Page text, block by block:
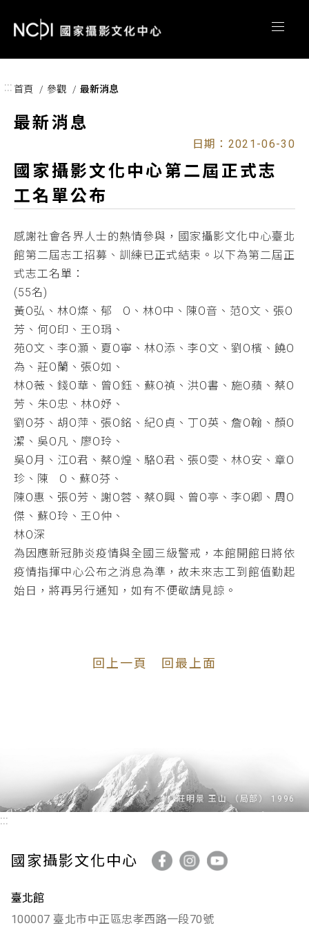
::: 首頁 參觀 最新消息
最新消息
國家攝影文化中心第二屆正式志
工名單公布
日期：2021-06-30
感謝社會各界人士的熱情參與，國家攝影文化中心臺北
館第二屆志工招募、訓練已正式結束。以下為第二屆正
式志工名單：
(55名)
黃O弘、林O燦、郁 O、林O中、陳O音、范O文、張O
芳、何O印、王O琄、
苑O文、李O灝、夏O寧、林O添、李O文、劉O檳、饒O
為、莊O蘭、張O如、
林O薇、錢O華、曾O鈺、蘇O禎、洪O書、施O蘋、蔡O
芳、朱O忠、林O妤、
劉O芬、胡O萍、張O銘、紀O貞、丁O英、詹O翰、顏O
潔、吳O凡、廖O玲、
吳O月、江O君、蔡O煌、駱O君、張O雯、林O安、章O
珍、陳 O、蘇O芬、
陳O惠、張O芳、謝O蓉、蔡O興、曾O亭、李O卿、周O
傑、蘇O玲、王O仲、
林O深
為因應新冠肺炎疫情與全國三級警戒，本館開館日將依
疫情指揮中心公布之消息為準，故未來志工到館值勤起
始日，將再另行通知，如有不便敬請見諒。
回上一頁 回最上面
:::
國家攝影文化中心
臺北館
100007 臺北市中正區忠孝西路一段70號